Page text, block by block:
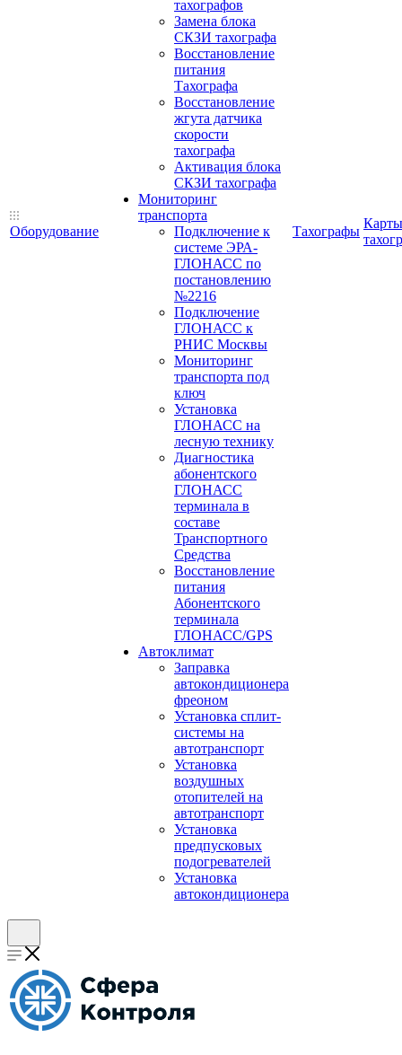
Оборудование
тахографов
Замена блока
СКЗИ тахографа
Восстановление
питания
Тахографа
Восстановление
жгута датчика
скорости
тахографа
Активация блока
СКЗИ тахографа
Мониторинг
транспорта
Подключение к
системе ЭРА-
ГЛОНАСС по
постановлению
№2216
Подключение
ГЛОНАСС к
РНИС Москвы
Мониторинг
транспорта под
ключ
Установка
ГЛОНАСС на
лесную технику
Диагностика
абонентского
ГЛОНАСС
терминала в
составе
Транспортного
Средства
Восстановление
питания
Абонентского
терминала
ГЛОНАСС/GPS
Автоклимат
Заправка
автокондиционера
фреоном
Установка сплит-
системы на
автотранспорт
Установка
воздушных
отопителей на
автотранспорт
Установка
предпусковых
подогревателей
Установка
автокондиционера
Тахографы
Карты